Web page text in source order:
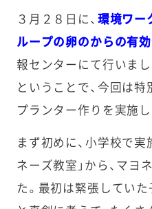
３月２８日に、 環境ワー
ループの卵のからの有効
報センターにて行いま
ということで、今回は
プランター作りを実施し
まず初めに、小学校で実
ネーズ教室」から、マヨ
た。最初は緊張してい